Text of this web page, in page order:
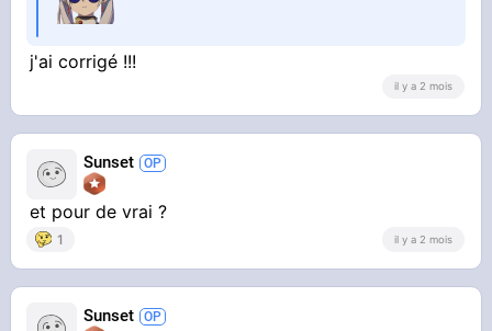
j'ai corrigé !!!
il y a 2 mois
Sunset
et pour de vrai ?
1 il y a 2 mois
Sunset